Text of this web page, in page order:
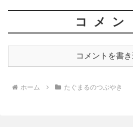
コメン
コメントを書
ホーム たぐまるのつぶやき